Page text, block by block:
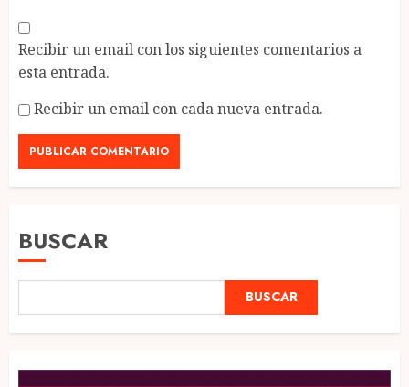
Recibir un email con los siguientes comentarios a
esta entrada.
Recibir un email con cada nueva entrada.
BUSCAR
BUSCAR